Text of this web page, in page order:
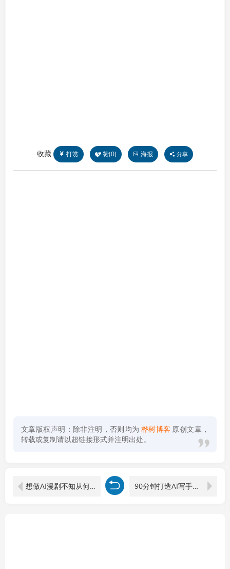
收藏 打赏 赞(0) 海报 分享
文章版权声明：除非注明，否则均为 桦树博客 原创文章，
转载或复制请以超链接形式并注明出处。
想做AI漫剧不知从何下手？开局一条蛇全流程拆解，学会脚本撰写与剪辑合成 90分钟打造AI写手！一次搞定广告、销售邮件、落地页【原创双语字幕】